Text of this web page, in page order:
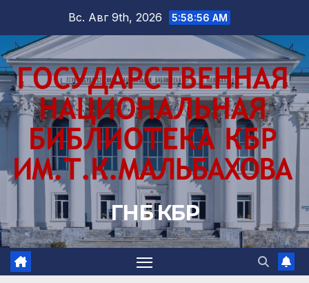
содержимому
Вс. Авг 9th, 2026 5:58:57 AM
ГНБ КБР